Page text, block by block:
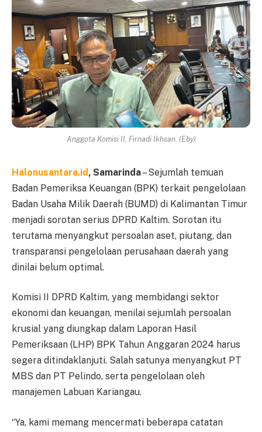
Anggota Komisi II, Firnadi Ikhsan. (Eby)
Halonusantara.id, Samarinda– Sejumlah temuan
Badan Pemeriksa Keuangan (BPK) terkait pengelolaan
Badan Usaha Milik Daerah (BUMD) di Kalimantan Timur
menjadi sorotan serius DPRD Kaltim. Sorotan itu
terutama menyangkut persoalan aset, piutang, dan
transparansi pengelolaan perusahaan daerah yang
dinilai belum optimal.
Komisi II DPRD Kaltim, yang membidangi sektor
ekonomi dan keuangan, menilai sejumlah persoalan
krusial yang diungkap dalam Laporan Hasil
Pemeriksaan (LHP) BPK Tahun Anggaran 2024 harus
segera ditindaklanjuti. Salah satunya menyangkut PT
MBS dan PT Pelindo, serta pengelolaan oleh
manajemen Labuan Kariangau.
“Ya, kami memang mencermati beberapa catatan